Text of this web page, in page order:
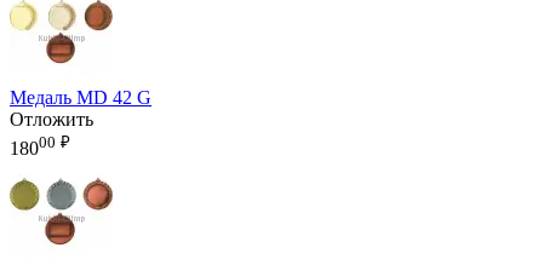
Медаль MD 42 G
Отложить
18000 ₽